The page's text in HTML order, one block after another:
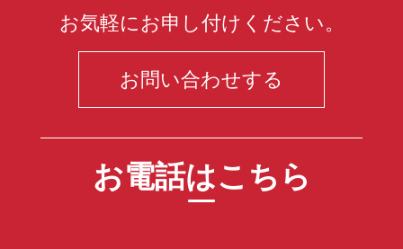
お気軽にお申し付けください。
お問い合わせする
お電話はこちら